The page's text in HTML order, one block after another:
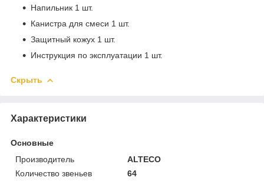
Напильник 1 шт.
Канистра для смеси 1 шт.
Защитный кожух 1 шт.
Инструкция по эксплуатации 1 шт.
Скрыть
Характеристики
Основные
Производитель
ALTECO
Количество звеньев
64